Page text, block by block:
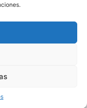
de Cookies